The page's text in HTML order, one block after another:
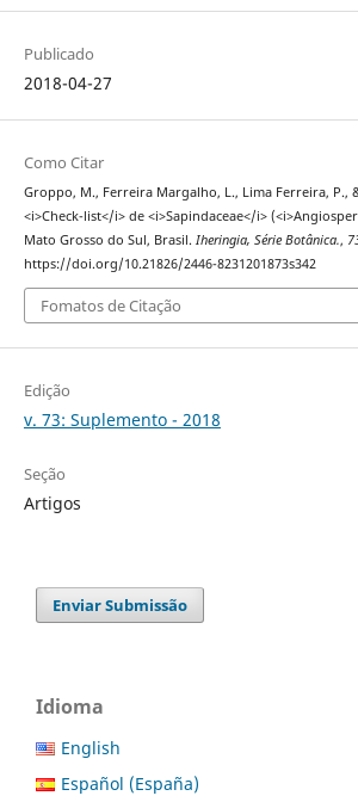
Publicado
2018-04-27
Como Citar
Groppo, M., Ferreira Margalho, L., Lima Ferreira, P.,
<i>Check-list</i> de <i>Sapindaceae</i>
Mato Grosso do Sul, Brasil. Iheringia, Série Botânica.,
https://doi.org/10.21826/2446-8231201873s342
Fomatos de Citação
Edição
v. 73: Suplemento - 2018
Seção
Artigos
Enviar Submissão
Idioma
English
Español (España)